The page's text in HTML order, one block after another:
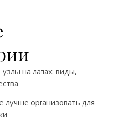
на лапах: виды,
лучше организовать для